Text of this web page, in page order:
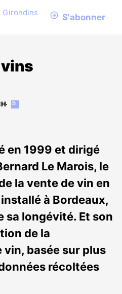
S'abonner
Cet
abonnés
en 1999 et dirigé
Le Marois, le
la vente de vin en
à Bordeaux,
sa longévité. Et son
de la
basée sur plus
récoltées